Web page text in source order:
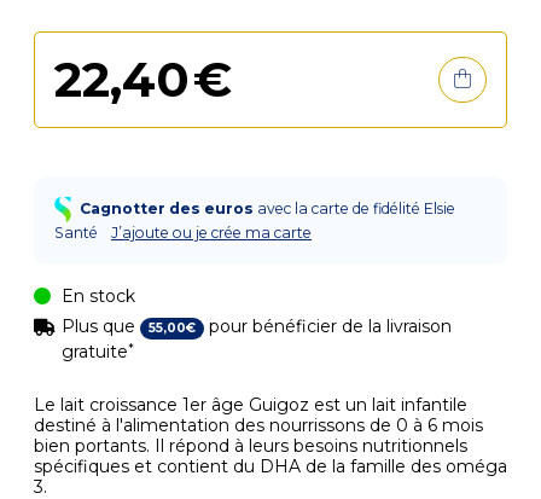
Le lait croissance 1er âge Guigoz est un lait infantile
destiné à l'alimentation des nourrissons de 0 à 6 mois
bien portants. Il répond à leurs besoins nutritionnels
spécifiques et contient du DHA de la famille des oméga
3.
22,40€
Cagnotter des euros avec la carte de fidélité Elsie
Santé
J’ajoute ou je crée ma carte
En stock
Plus que
55,00€ pour bénéficier de la livraison
gratuite*